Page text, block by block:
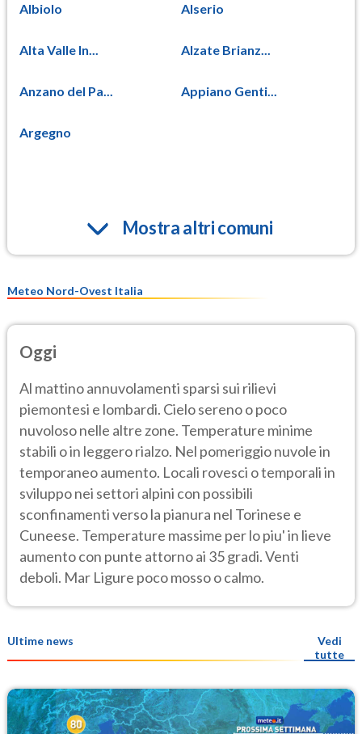
Albiolo Alserio
Alta Valle In... Alzate Brianz...
Anzano del Pa... Appiano Genti...
Argegno
Mostra altri comuni
Meteo Nord-Ovest Italia
Oggi
Al mattino annuvolamenti sparsi sui rilievi
piemontesi e lombardi. Cielo sereno o poco
nuvoloso nelle altre zone. Temperature minime
stabili o in leggero rialzo. Nel pomeriggio nuvole in
temporaneo aumento. Locali rovesci o temporali in
sviluppo nei settori alpini con possibili
sconfinamenti verso la pianura nel Torinese e
Cuneese. Temperature massime per lo piu' in lieve
aumento con punte attorno ai 35 gradi. Venti
deboli. Mar Ligure poco mosso o calmo.
Ultime news
Vedi
tutte